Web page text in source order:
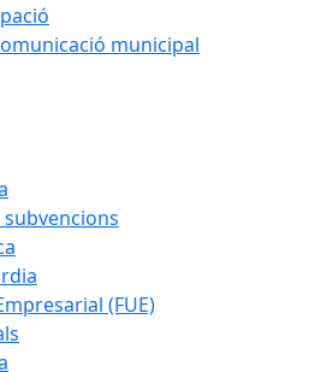
municipal
(FUE)